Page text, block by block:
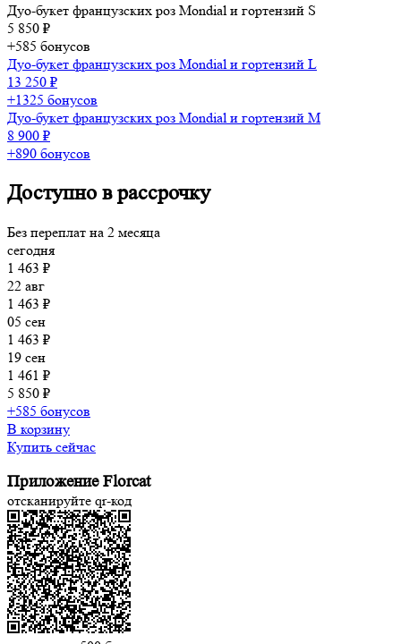
Дуо-букет французских роз Mondial и гортензий S
5 850 ₽
+585 бонусов
Дуо-букет французских роз Mondial и гортензий L
13 250 ₽
+1325 бонусов
Дуо-букет французских роз Mondial и гортензий M
8 900 ₽
+890 бонусов
Доступно в рассрочку
Без переплат на 2 месяца
сегодня
1 463 ₽
22 авг
1 463 ₽
05 сен
1 463 ₽
19 сен
1 461 ₽
5 850 ₽
+585 бонусов
В корзину
Купить сейчас
Приложение Florcat
отсканируйте qr-код